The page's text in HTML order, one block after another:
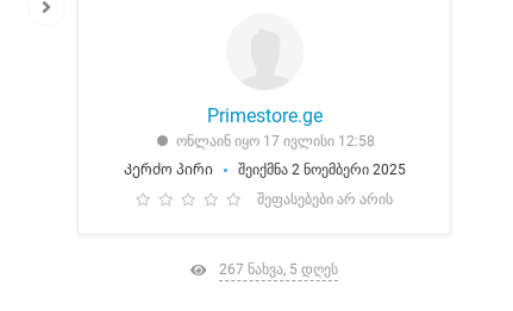
Primestore.ge
ონლაინ იყო 17 ივლისი 12:58
Კერძო პირი
შეიქმნა 2 ნოემბერი 2025
შეფასებები არ არის
267 ნახვა, 5 დღეს